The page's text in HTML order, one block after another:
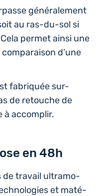
géné­ra­le­ment
au ras-du-sol si
permet ainsi une
d’une
fabri­quée sur-
de retouche de
à accomplir.
en 48h
de travail ultra­mo­
et maté­